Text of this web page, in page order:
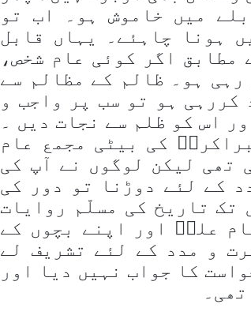
میں خاموش ہو۔ اب تو
ہونا چاہئے۔ یہاں قابل
مطابق اگر کوئی عام شخص،
ہو۔ ظالم کے مظالم سے
کررہی ہو تو سب پر واجب و
اس کو ظلم سے نجات دیں ۔
کی بیٹی مجمع عام
تھی لیکن لوگوں نے آپ کی
کے لئے دوڑنا تو دور کی
تک تاریخ کی مسلّم روایات
علیؑ اور اپنے بچوں کے
و مدد کے لئے تشریف لے
کا جواب نہیں دیا اور